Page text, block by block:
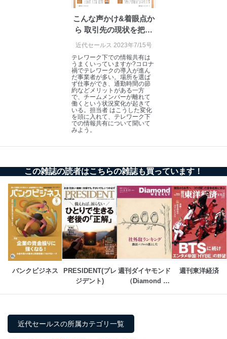
個人情報保護マネジメントシステムの継続的改善
当社は、内部監査及びマネジメントレビューの機会を通
じて、個人情報保護マネジメントシステムを継続的に改
善し、常に最良の状態を維持します。
苦情及び相談受付け窓口
貴殿の個人情報及び当社の個人情報保護マネジメントシ
ステムに関するご相談及び苦情については以下までご連
適切、かつ迅速に対応させていただきます。
株式会社富士山マガジンサービス 個人情報問い合わせ
TEL：0570-200-223
e-mail：cs@fujisan.co.jp
改訂：2025年2月20日
制定：2005年4月1日
株式会社富士山マガジンサービス
代表取締役会長 西野 伸一郎
個人情報の取扱いについて
１．個人情報保護管理者
当社は以下の個人情報保護管理者を設置し、個人情報保
護管理者の責任のもと、個人情報を取得・アクセス・利
用・提供・管理いたします。
株式会社富士山マガジンサービス
代表取締役会長 西野 伸一郎
個人情報保護管理者: 経営管理グループディレクター 前
こんな声かけ&着眼点か
ら 取引先の現状を把握
しよう
近代セールス 2023年7/15号
テレワーク下での情報共有は
うまくいっていますか?コロナ
禍でテレワークの導入が進ん
だ事業者が多い。場所を選ば
ず仕事ができ、通勤時間の節
約などメリットがある一方
で、チームメンバーが離れて
働くという状況変化が起きて
いる。担当者 はこうした変化
を頭に入れて、テレワーク下
での情報共有について聞いて
みよう。
この雑誌の読者はこちらの雑誌も買っています！
バンクビジネス
PRESIDENT(プレ
ジデント)
週刊ダイヤモンド
（Diamond
週刊東洋経済
近代セールスの所属カテゴリ一覧